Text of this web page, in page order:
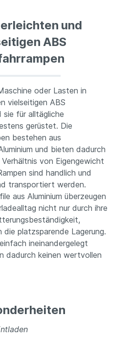
und
ABS
oder Lasten in
vielseitigen ABS
sie für alltägliche
gerüstet. Die
bestehen aus
und bieten dadurch
von Eigengewicht
sind handlich und
transportiert werden.
aus Aluminium überzeugen
nicht nur durch ihre
die platzsparende Lagerung.
ineinandergelegt
dadurch keinen wertvollen